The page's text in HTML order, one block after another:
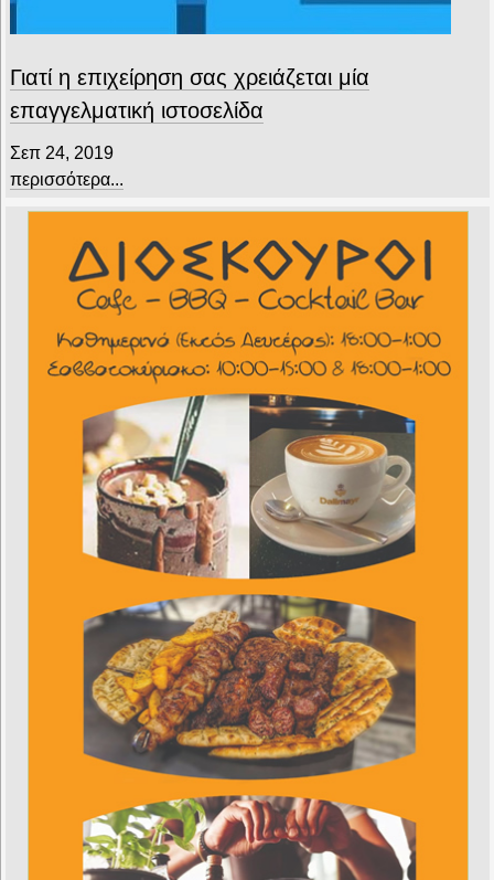
Γιατί η επιχείρηση σας χρειάζεται μία
επαγγελματική ιστοσελίδα
Σεπ 24, 2019
περισσότερα...